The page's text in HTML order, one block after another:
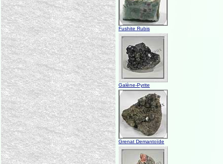
Fushite Rubis
Galène-Pyrite
Grenat Demantoïde